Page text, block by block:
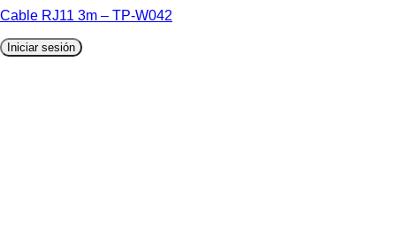
Cable RJ11 3m – TP-W042
Iniciar sesión